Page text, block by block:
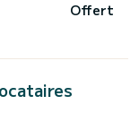
Offert